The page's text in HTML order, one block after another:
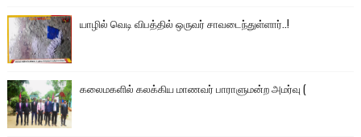
யாழில் வெடி விபத்தில் ஒருவர் சாவடைந்துள்ளார்..!
கலைமகளில் கலக்கிய மாணவர் பாராளுமன்ற அமர்வு (